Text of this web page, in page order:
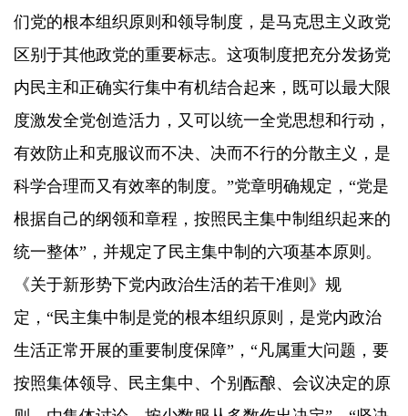
们党的根本组织原则和领导制度，是马克思主义政党
区别于其他政党的重要标志。这项制度把充分发扬党
内民主和正确实行集中有机结合起来，既可以最大限
度激发全党创造活力，又可以统一全党思想和行动，
有效防止和克服议而不决、决而不行的分散主义，是
科学合理而又有效率的制度。”党章明确规定，“党是
根据自己的纲领和章程，按照民主集中制组织起来的
统一整体”，并规定了民主集中制的六项基本原则。
《关于新形势下党内政治生活的若干准则》规
定，“民主集中制是党的根本组织原则，是党内政治
生活正常开展的重要制度保障”，“凡属重大问题，要
按照集体领导、民主集中、个别酝酿、会议决定的原